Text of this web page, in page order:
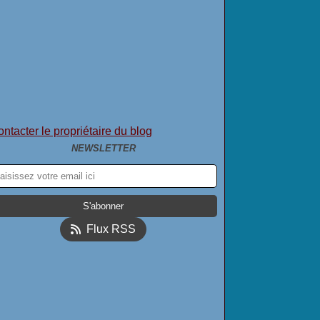
le propriétaire du blog
NEWSLETTER
Flux RSS